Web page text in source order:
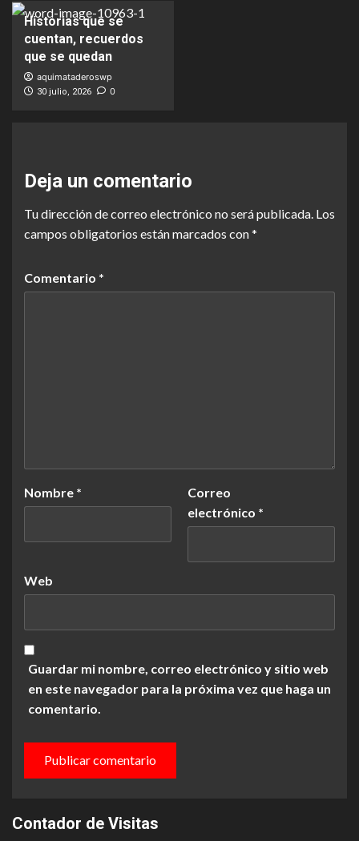
Historias que se
cuentan, recuerdos
que se quedan
aquimataderoswp
30 julio, 2026 0
Deja un comentario
Tu dirección de correo electrónico no será publicada. Los
campos obligatorios están marcados con*
Comentario *
Nombre *
Correo
electrónico *
Web
Guardar mi nombre, correo electrónico y sitio web
en este navegador para la próxima vez que haga un
comentario.
Contador de Visitas